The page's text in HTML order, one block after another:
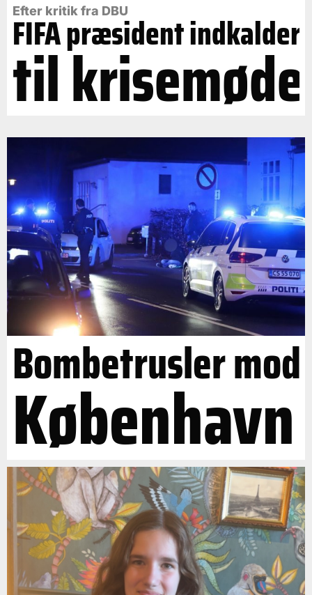
Efter kritik fra DBU
FIFA præsident indkalder
til krisemøde
Bombetrusler mod
København